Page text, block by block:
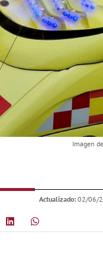
Imagen
Actualizado: 02/06/